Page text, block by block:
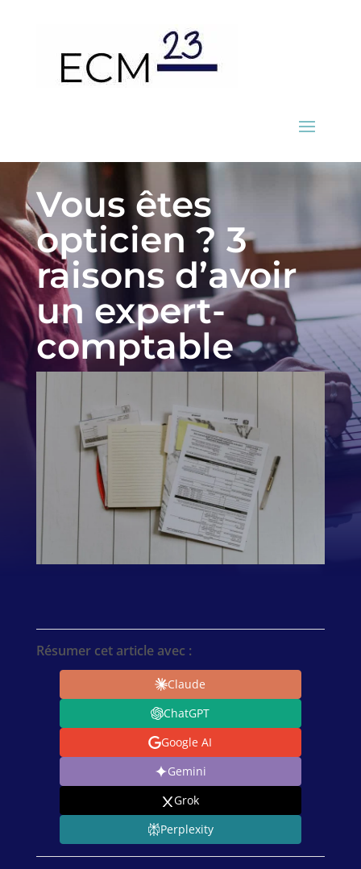
Vous êtes
opticien ? 3
raisons d’avoir
un expert-
comptable
Résumer cet article avec :
Claude
ChatGPT
Google AI
Gemini
Grok
Perplexity